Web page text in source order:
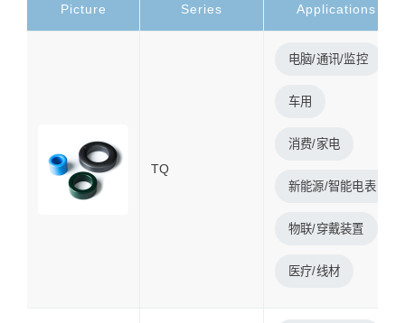
Picture Series Applications
TQ
电脑/通讯/监控
车用
消费/家电
新能源/智能电表
物联/穿戴装置
医疗/线材